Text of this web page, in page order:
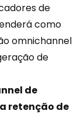
de
como
omnichannel
de
de
retenção de